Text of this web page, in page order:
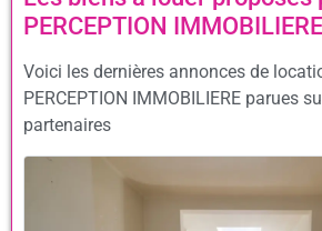
PERCEPTION IMMOBILIERE
Voici les dernières annonces de
PERCEPTION IMMOBILIERE parues
partenaires